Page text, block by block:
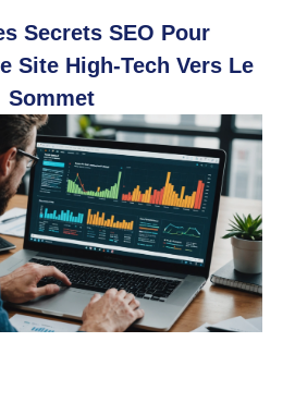
Secrets SEO Pour
Site High-Tech Vers Le
Sommet